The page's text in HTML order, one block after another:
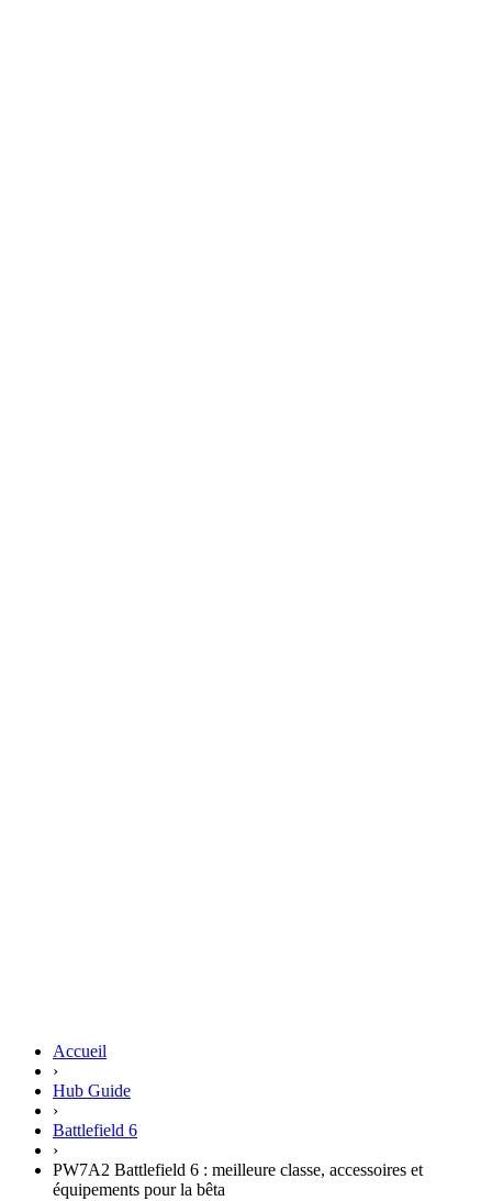
Accueil
›
Hub Guide
›
Battlefield 6
›
PW7A2 Battlefield 6 : meilleure classe, accessoires et
équipements pour la bêta